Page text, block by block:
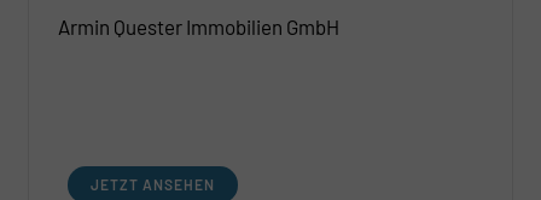
Armin Quester Immobilien GmbH
JETZT ANSEHEN